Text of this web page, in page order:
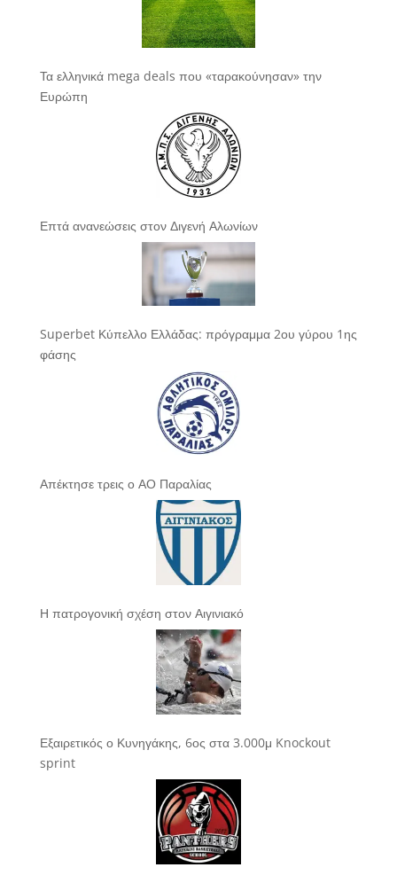
Τα ελληνικά mega deals που «ταρακούνησαν» την
Ευρώπη
Επτά ανανεώσεις στον Διγενή Αλωνίων
Superbet Κύπελλο Ελλάδας: πρόγραμμα 2ου γύρου 1ης
φάσης
Απέκτησε τρεις ο ΑΟ Παραλίας
Η πατρογονική σχέση στον Αιγινιακό
Εξαιρετικός ο Κυνηγάκης, 6ος στα 3.000μ Knockout
sprint